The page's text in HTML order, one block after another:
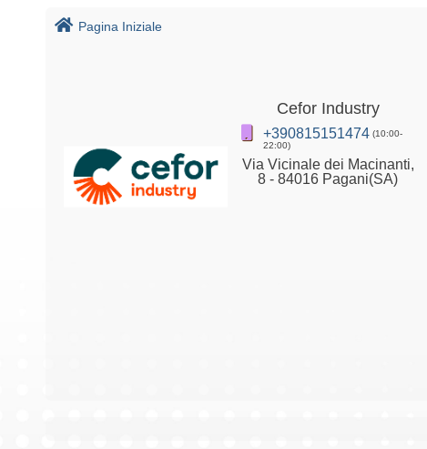
Pagina Iniziale
Cefor Industry
+390815151474 (10:00-
22:00)
Via Vicinale dei Macinanti,
8 - 84016 Pagani(SA)